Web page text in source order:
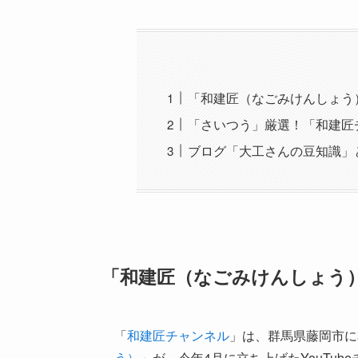
「和建匠（なごみけんしょ
「さいつう」厳選！「和建
ブログ「大工さんの豆知識
「和建匠（なごみけんしょ
「和建匠チャンネル 」は、群馬県藤岡市